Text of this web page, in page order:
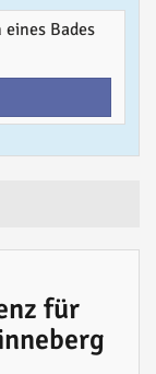
Bades
für